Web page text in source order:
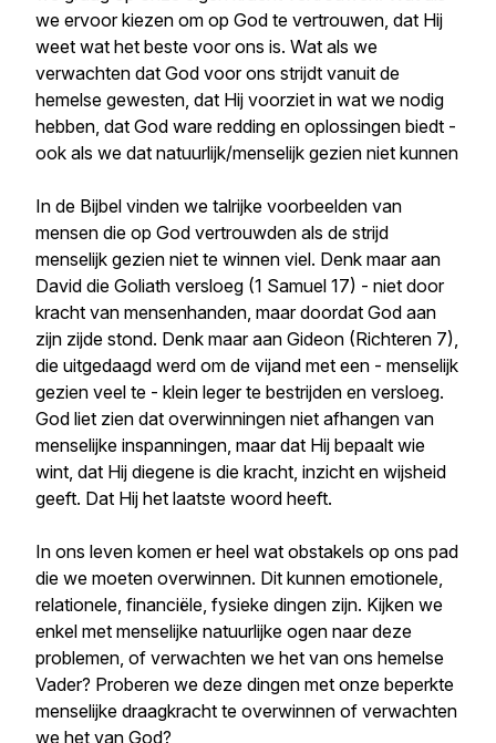
we ervoor kiezen om op God te vertrouwen, dat Hij
weet wat het beste voor ons is. Wat als we
verwachten dat God voor ons strijdt vanuit de
hemelse gewesten, dat Hij voorziet in wat we nodig
hebben, dat God ware redding en oplossingen biedt -
ook als we dat natuurlijk/menselijk gezien niet kunnen
In de Bijbel vinden we talrijke voorbeelden van
mensen die op God vertrouwden als de strijd
menselijk gezien niet te winnen viel. Denk maar aan
David die Goliath versloeg (1 Samuel 17) - niet door
kracht van mensenhanden, maar doordat God aan
zijn zijde stond. Denk maar aan Gideon (Richteren 7),
die uitgedaagd werd om de vijand met een - menselijk
gezien veel te - klein leger te bestrijden en versloeg.
God liet zien dat overwinningen niet afhangen van
menselijke inspanningen, maar dat Hij bepaalt wie
wint, dat Hij diegene is die kracht, inzicht en wijsheid
geeft. Dat Hij het laatste woord heeft.
In ons leven komen er heel wat obstakels op ons pad
die we moeten overwinnen. Dit kunnen emotionele,
relationele, financiële, fysieke dingen zijn. Kijken we
enkel met menselijke natuurlijke ogen naar deze
problemen, of verwachten we het van ons hemelse
Vader? Proberen we deze dingen met onze beperkte
menselijke draagkracht te overwinnen of verwachten
we het van God?